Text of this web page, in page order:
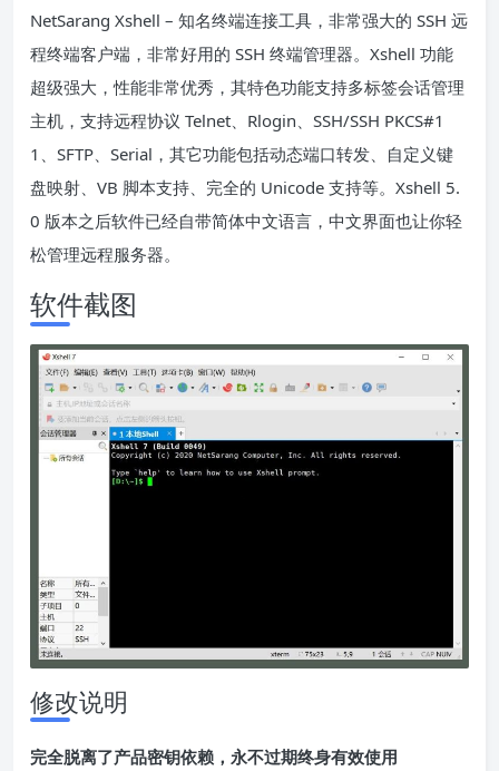
NetSarang Xshell – 知名终端连接工具，非常强大的 SSH 远
程终端客户端，非常好用的 SSH 终端管理器。Xshell 功能
超级强大，性能非常优秀，其特色功能支持多标签会话管理
主机，支持远程协议 Telnet、Rlogin、SSH/SSH PKCS#1
1、SFTP、Serial，其它功能包括动态端口转发、自定义键
盘映射、VB 脚本支持、完全的 Unicode 支持等。Xshell 5.
0 版本之后软件已经自带简体中文语言，中文界面也让你轻
松管理远程服务器。
软件截图
修改说明
完全脱离了产品密钥依赖，永不过期终身有效使用